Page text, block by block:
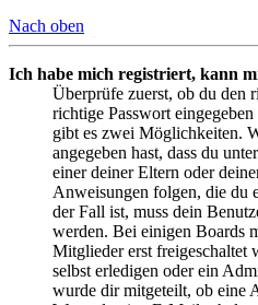
Nach oben
Ich habe mich registriert, kann
Überprüfe zuerst, ob du den
richtige Passwort
gibt es zwei Möglichkeiten.
angegeben hast, dass du
einer deiner Eltern oder
Anweisungen folgen, die du
der Fall ist, muss dein
werden. Bei einigen Boards
Mitglieder erst freigeschaltet
selbst erledigen oder ein
wurde dir mitgeteilt, ob eine